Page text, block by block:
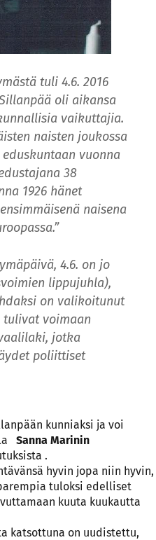
tuli 4.6. 2016
oli aikansa
vaikuttajia.
naisten joukossa
vuonna
38
1926 hänet
naisena
4.6. on jo
lippujuhla),
on valikoitunut
tulivat voimaan
jotka
poliittiset
kunniaksi ja voi
Sanna Marinin
.
hyvin jopa niin hyvin,
tuloksi edelliset
kuuta kuukautta
katsottuna on uudistettu,